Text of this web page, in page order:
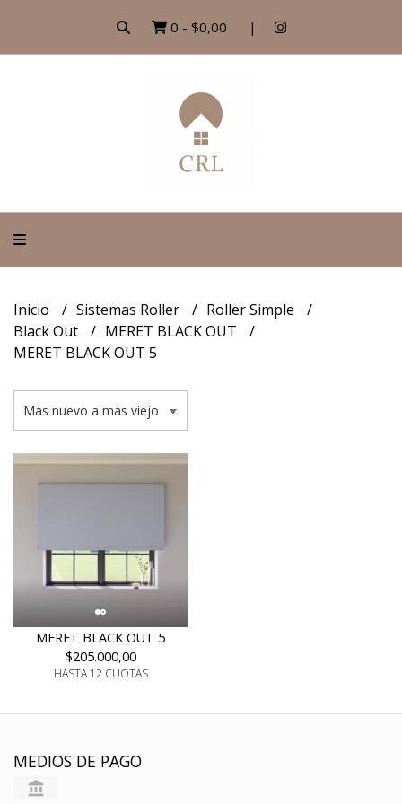
0 - $0,00
Inicio Sistemas Roller
Roller Simple
Black Out
MERET BLACK OUT
MERET BLACK OUT 5
MERET BLACK OUT 5
$205.000,00
HASTA 12 CUOTAS
MEDIOS DE PAGO